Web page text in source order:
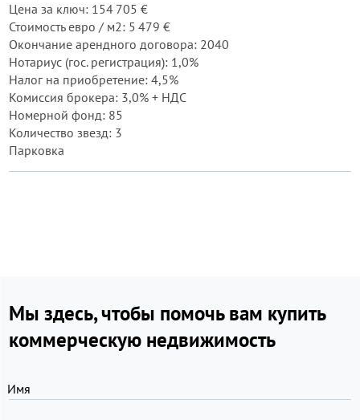
Цена за ключ: 154 705 €
Стоимость евро / м2: 5 479 €
Окончание арендного договора: 2040
Нотариус (гос. регистрация): 1,0%
Налог на приобретение: 4,5%
Комиссия брокера: 3,0% + НДС
Номерной фонд: 85
Количество звезд: 3
Парковка
Мы здесь, чтобы помочь вам купить
коммерческую недвижимость
Имя